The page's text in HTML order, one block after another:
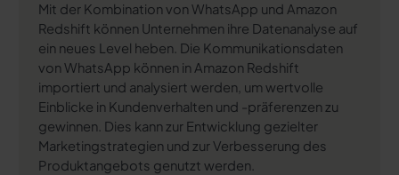
Mit der Kombination von WhatsApp und Amazon
Redshift können Unternehmen ihre Datenanalyse auf
ein neues Level heben. Die Kommunikationsdaten
von WhatsApp können in Amazon Redshift
importiert und analysiert werden, um wertvolle
Einblicke in Kundenverhalten und -präferenzen zu
gewinnen. Dies kann zur Entwicklung gezielter
Marketingstrategien und zur Verbesserung des
Produktangebots genutzt werden.